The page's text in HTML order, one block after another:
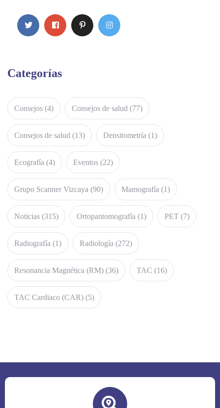
Categorías
Consejos (4) Consejos de salud (77)
Consejos de salud (13) Densitometría (1)
Ecografía (4) Eventos (22)
Grupo Scanner Vizcaya (90) Mamografía (1)
Noticias (315) Ortopantomografía (1) PET (7)
Radiografía (1) Radiología (272)
Resonancia Magnética (RM) (36) TAC (16)
TAC Cardiaco (CAR) (5)